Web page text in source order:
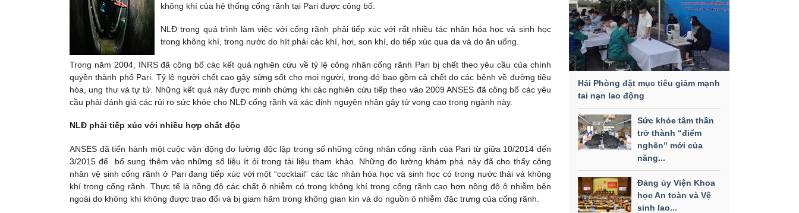
không khí của hệ thống cống rãnh tại Pari được công bố.
NLĐ trong quá trình làm việc với cống rãnh phải tiếp xúc với rất nhiều tác nhân hóa học và sinh học
trong không khí, trong nước do hít phải các khí, hơi, son khí, do tiếp xúc qua da và do ăn uống.
Trong năm 2004, INRS đã công bố các kết quả nghiên cứu về tỷ lệ công nhân cống rãnh Pari bị chết theo yêu cầu của chính
quyền thành phố Pari. Tỷ lệ người chết cao gây sửng sốt cho mọi người, trong đó bao gồm cả chết do các bệnh về đường tiêu
hóa, ung thư và tự tử. Những kết quả này được minh chứng khi các nghiên cứu tiếp theo vào 2009 ANSES đã công bố các yêu
cầu phải đánh giá các rủi ro sức khỏe cho NLĐ cống rãnh và xác định nguyên nhân gây tử vong cao trong ngành này.
NLĐ phải tiếp xúc với nhiều hợp chất độc
ANSES đã tiến hành một cuộc vận động đo lường độc lập trong số những công nhân cống rãnh của Pari từ giữa 10/2014 đến
3/2015 để bổ sung thêm vào những số liệu ít ỏi trong tài liệu tham khảo. Những đo lường khám phá này đã cho thấy công
nhân vệ sinh cống rãnh ở Pari đang tiếp xúc với một “cocktail” các tác nhân hóa học và sinh học có trong nước thải và không
khí trong cống rãnh. Thực tế là nồng độ các chất ô nhiễm có trong không khí trong cống rãnh cao hơn nồng độ ô nhiễm bên
ngoài do không khí không được trao đổi và bị giam hãm trong không gian kín và do nguồn ô nhiễm đặc trưng của cống rãnh.
Hải Phòng đặt mục tiêu giảm mạnh
tai nạn lao động
Sức khỏe tâm thần
trở thành “điểm
nghẽn” mới của
năng...
Đảng ủy Viện Khoa
học An toàn và Vệ
sinh lao...